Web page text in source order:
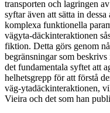
transporten och lagringen
syftar även att sätta in
komplexa funktionella
vägyta-däckinteraktionen
fiktion. Detta görs genom
begränsningar som
det fundamentala syftet att
helhetsgrepp för att förstå
väg-ytadäckinteraktionen,
Vieira och det som han